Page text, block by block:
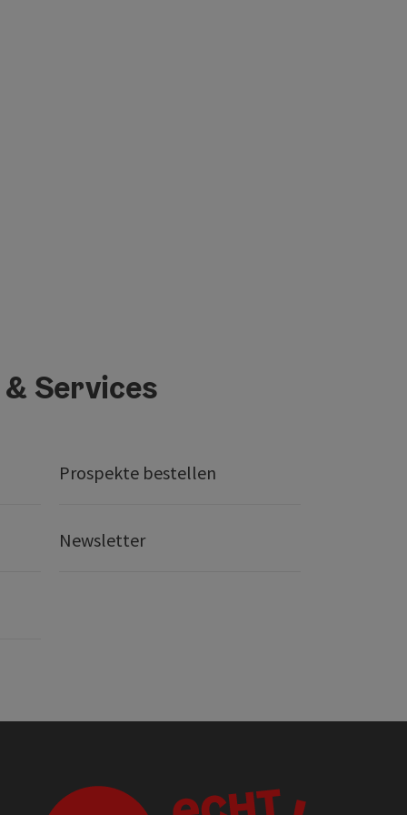
Services
Prospekte bestellen
Newsletter